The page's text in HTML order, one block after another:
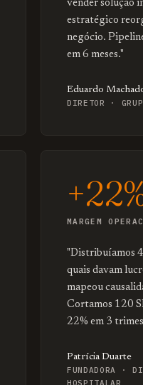
vender solução
estratégico
negócio.
em 6 meses."
Eduardo
DIRETOR ·
MARGEM
"Distribuíamos
quais davam
mapeou
Cortamos 120
22% em 3
Patrícia Duarte
FUNDADORA ·
HOSPITALAR